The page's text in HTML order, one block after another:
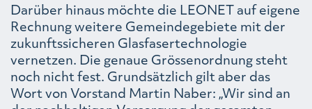
Darüber hinaus möchte die LEONET auf eigene
Rechnung weitere Gemeindegebiete mit der
zukunftssicheren Glasfasertechnologie
vernetzen. Die genaue Grössenordnung steht
noch nicht fest. Grundsätzlich gilt aber das
Wort von Vorstand Martin Naber: „Wir sind an